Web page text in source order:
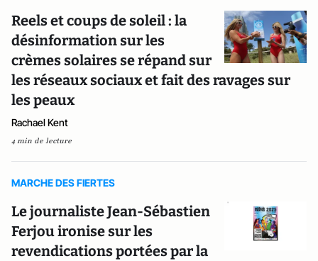
Reels et coups de soleil : la
désinformation sur les
crèmes solaires se répand sur
les réseaux sociaux et fait des ravages sur
les peaux
Rachael Kent
4 min de lecture
MARCHE DES FIERTES
Le journaliste Jean-Sébastien
Ferjou ironise sur les
revendications portées par la